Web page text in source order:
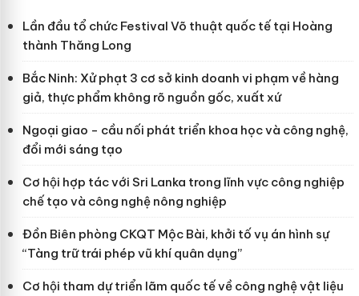
Lần đầu tổ chức Festival Võ thuật quốc tế tại Hoàng
thành Thăng Long
Bắc Ninh: Xử phạt 3 cơ sở kinh doanh vi phạm về hàng
giả, thực phẩm không rõ nguồn gốc, xuất xứ
Ngoại giao - cầu nối phát triển khoa học và công nghệ,
đổi mới sáng tạo
Cơ hội hợp tác với Sri Lanka trong lĩnh vực công nghiệp
chế tạo và công nghệ nông nghiệp
Đồn Biên phòng CKQT Mộc Bài, khởi tố vụ án hình sự
“Tàng trữ trái phép vũ khí quân dụng”
Cơ hội tham dự triển lãm quốc tế về công nghệ vật liệu